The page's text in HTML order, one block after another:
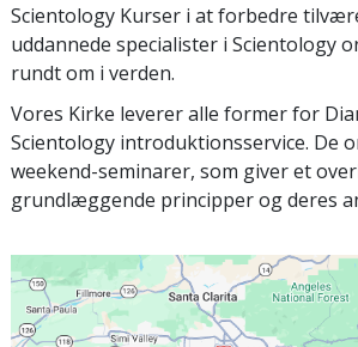
Scientology Kurser i at forbedre
uddannede specialister i Scientology
rundt om i verden.
Vores Kirke leverer alle former for
Scientology introduktionsservice. De
weekend-seminarer, som giver et
grundlæggende principper og deres